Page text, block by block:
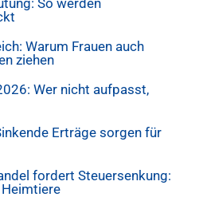
So werden
Warum Frauen auch
ziehen
Wer nicht aufpasst,
Erträge sorgen für
fordert Steuersenkung: